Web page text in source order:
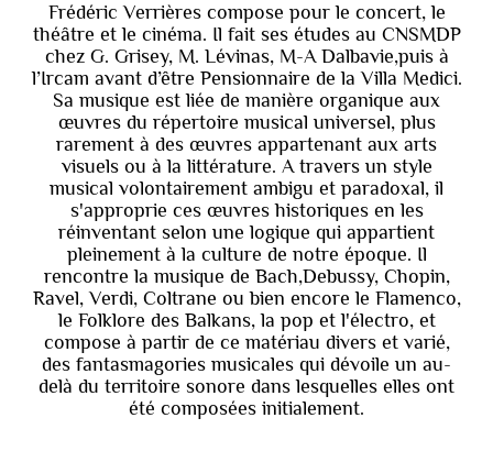
Frédéric Verrières compose pour le concert, le
théâtre et le cinéma. Il fait ses études au CNSMDP
chez G. Grisey, M. Lévinas, M-A Dalbavie,puis à
l’Ircam avant d’être Pensionnaire de la Villa Medici.
Sa musique est liée de manière organique aux
œuvres du répertoire musical universel, plus
rarement à des œuvres appartenant aux arts
visuels ou à la littérature. A travers un style
musical volontairement ambigu et paradoxal, il
s'approprie ces œuvres historiques en les
réinventant selon une logique qui appartient
pleinement à la culture de notre époque. Il
rencontre la musique de Bach,Debussy, Chopin,
Ravel, Verdi, Coltrane ou bien encore le Flamenco,
le Folklore des Balkans, la pop et l'électro, et
compose à partir de ce matériau divers et varié,
des fantasmagories musicales qui dévoile un au-
delà du territoire sonore dans lesquelles elles ont
été composées initialement.